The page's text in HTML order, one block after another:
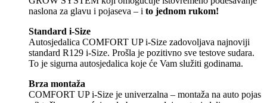
naslona za glavu i pojaseva – i to jednom rukom!
Standard i-Size
Autosjedalica COMFORT UP i-Size zadovoljava najnoviji
standard R129 i-Size. Prošla je pozitivno sve testove sudara.
To je sigurna autosjedalica koje će Vam služiti godinama.
Brza montaža
COMFORT UP i-Size je univerzalna – montaža na auto pojas